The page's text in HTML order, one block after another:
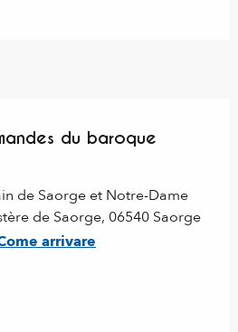
du baroque
de Saorge et Notre-Dame
de Saorge, 06540 Saorge
arrivare